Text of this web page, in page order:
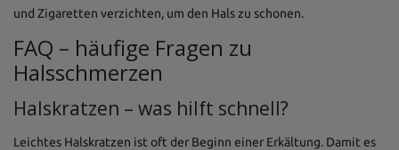
und Zigaretten verzichten, um den Hals zu schonen.
FAQ – häufige Fragen zu
Halsschmerzen
Halskratzen – was hilft schnell?
Leichtes Halskratzen ist oft der Beginn einer Erkältung. Damit es